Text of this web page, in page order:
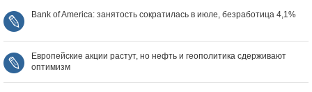
Bank of America: занятость сократилась в июле, безработица 4,1%
Европейские акции растут, но нефть и геополитика сдерживают
оптимизм